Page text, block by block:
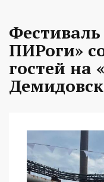
ПИРоги»
гостей на